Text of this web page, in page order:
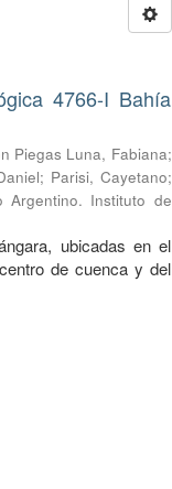
4766-I Bahía
Piegas Luna, Fabiana;
; Parisi, Cayetano;
Argentino. Instituto de
ubicadas en el
de cuenca y del